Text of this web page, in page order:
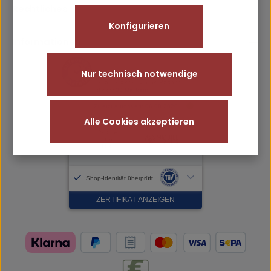
einverstanden.
Rechtliches
Informationen
Nur technisch notwendige
Konfigurieren
Alle Cookies akzeptieren